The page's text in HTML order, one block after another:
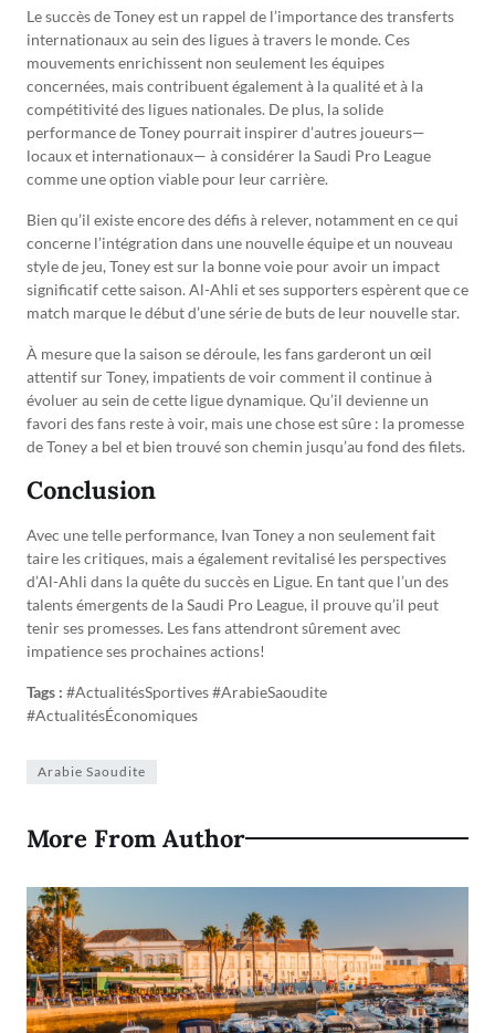
Le succès de Toney est un rappel de l’importance des transferts
internationaux au sein des ligues à travers le monde. Ces
mouvements enrichissent non seulement les équipes
concernées, mais contribuent également à la qualité et à la
compétitivité des ligues nationales. De plus, la solide
performance de Toney pourrait inspirer d’autres joueurs—
locaux et internationaux— à considérer la Saudi Pro League
comme une option viable pour leur carrière.
Bien qu’il existe encore des défis à relever, notamment en ce qui
concerne l’intégration dans une nouvelle équipe et un nouveau
style de jeu, Toney est sur la bonne voie pour avoir un impact
significatif cette saison. Al-Ahli et ses supporters espèrent que ce
match marque le début d’une série de buts de leur nouvelle star.
À mesure que la saison se déroule, les fans garderont un œil
attentif sur Toney, impatients de voir comment il continue à
évoluer au sein de cette ligue dynamique. Qu’il devienne un
favori des fans reste à voir, mais une chose est sûre : la promesse
de Toney a bel et bien trouvé son chemin jusqu’au fond des filets.
Conclusion
Avec une telle performance, Ivan Toney a non seulement fait
taire les critiques, mais a également revitalisé les perspectives
d’Al-Ahli dans la quête du succès en Ligue. En tant que l’un des
talents émergents de la Saudi Pro League, il prouve qu’il peut
tenir ses promesses. Les fans attendront sûrement avec
impatience ses prochaines actions!
Tags : #ActualitésSportives #ArabieSaoudite
#ActualitésÉconomiques
Arabie Saoudite
More From Author